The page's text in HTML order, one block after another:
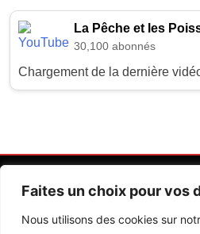
Faites un choix pour vos
Nous utilisons des cookies sur
La Pêche et les
30,100 abonnés
Chargement de la dernière